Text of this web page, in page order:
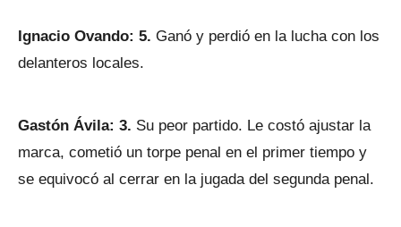
Ignacio Ovando: 5. Ganó y perdió en la lucha con los
delanteros locales.
Gastón Ávila: 3. Su peor partido. Le costó ajustar la
marca, cometió un torpe penal en el primer tiempo y
se equivocó al cerrar en la jugada del segunda penal.